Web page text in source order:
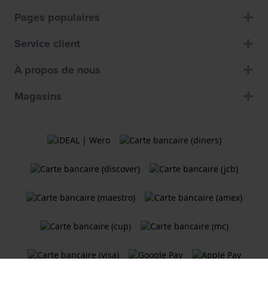
Pages populaires
Service client
À propos de nous
Magasins